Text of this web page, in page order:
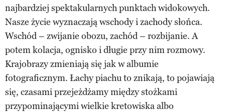
najbardziej spektakularnych punktach widokowych.
Nasze życie wyznaczają wschody i zachody słońca.
Wschód – zwijanie obozu, zachód – rozbijanie. A
potem kolacja, ognisko i długie przy nim rozmowy.
Krajobrazy zmieniają się jak w albumie
fotograficznym. Łachy piachu to znikają, to pojawiają
się, czasami przejeżdżamy między stożkami
przypominającymi wielkie kretowiska albo